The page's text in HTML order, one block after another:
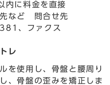
内に料金を直接
など 問合せ先
、ファクス
レ
を使用し、骨盤と腰周り
、骨盤の歪みを矯正しま